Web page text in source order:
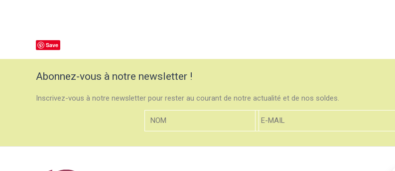
Save
Abonnez-vous à notre newsletter !
Inscrivez-vous à notre newsletter pour rester au courant de notre actualité et de nos soldes.